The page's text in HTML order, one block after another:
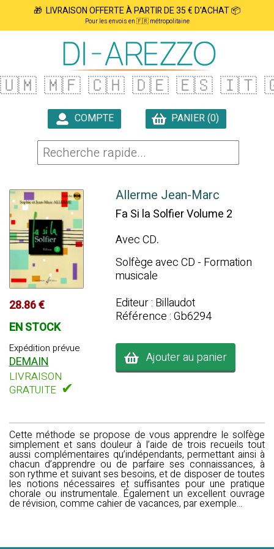
🎁 LIVRAISON OFFERTE À PARTIR DE 35 € D'ACHAT 📦
Pour les envois en 🇫🇷 métropolitaine
🇺🇲 🇲🇫 🇨🇭 🇩🇪 🇪🇸 🇮🇹
COMPTE
PANIER (0)
28.86 €
EN STOCK
Expédition prévue
DEMAIN
LIVRAISON
GRATUITE ✔
Allerme Jean-Marc
Fa Si la Solfier Volume 2
Avec CD.
Solfège avec CD - Formation
musicale
Editeur : Billaudot
Référence : Gb6294
Ajouter au panier
Cette méthode se propose de vous apprendre le solfège
simplement et sans douleur à l’aide de trois recueils tout
aussi complémentaires qu’indépendants, permettant ainsi à
chacun d’apprendre ou de parfaire ses connaissances, à
son rythme et suivant ses besoins, et de disposer de toutes
les notions nécessaires et suffisantes pour une pratique
chorale ou instrumentale. Également un excellent ouvrage
de révision, comme cahier de vacances, par exemple...